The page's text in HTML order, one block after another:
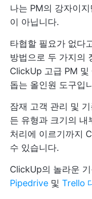
나는 PM의 강자이
이 아닙니다.
타협할 필요가 없다
방법으로 두 가지의
ClickUp 고급 PM
돕는 올인원 도구입
잠재 고객 관리 및
든 유형과 크기의 내
처리에 이르기까지
수 있습니다.
ClickUp의 놀라운
Pipedrive 및 Trello